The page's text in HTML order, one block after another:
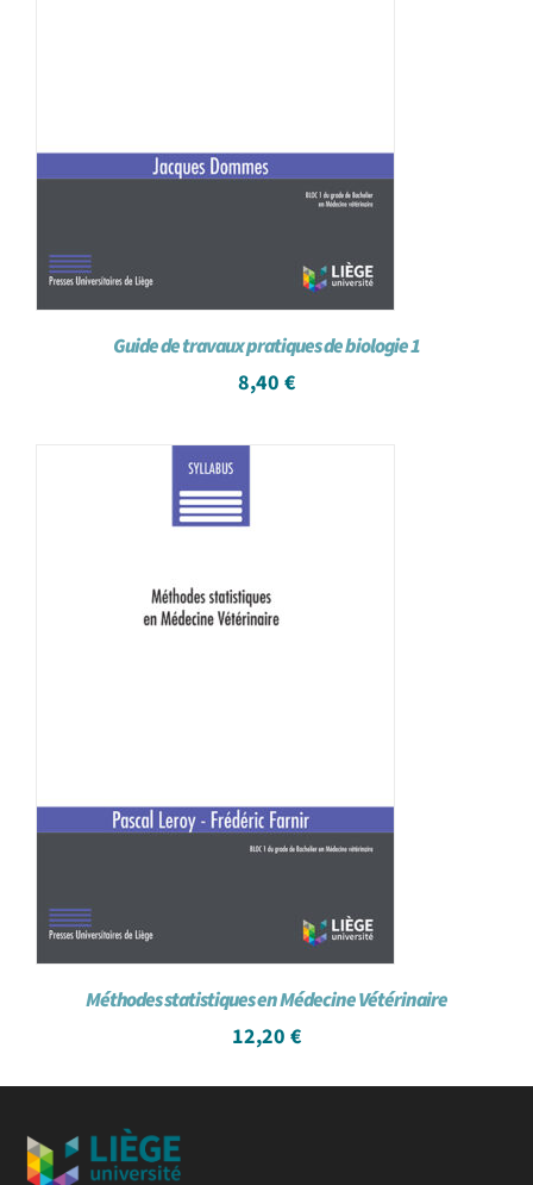
Guide de travaux pratiques de biologie 1
8,40 €
Méthodes statistiques en Médecine Vétérinaire
12,20 €